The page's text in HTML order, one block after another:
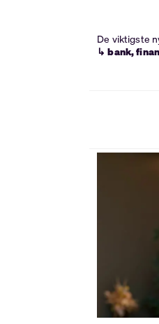
De viktigste
↳ bank,
askeland